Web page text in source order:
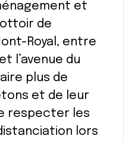
et
de
Royal, entre
l’avenue du
plus de
et de leur
respecter les
lors